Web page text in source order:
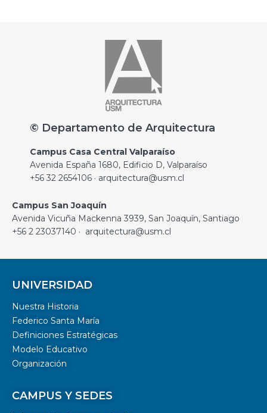
© Departamento de Arquitectura
Campus Casa Central Valparaíso
Avenida España 1680, Edificio D, Valparaíso
+56 32 2654106 · arquitectura@usm.cl
Campus San Joaquín
Avenida Vicuña Mackenna 3939, San Joaquín, Santiago
+56 2 23037140 · arquitectura@usm.cl
UNIVERSIDAD
Nuestra Historia
Federico Santa María
Definiciones Estratégicas
Modelo Educativo
Organización
CAMPUS Y SEDES